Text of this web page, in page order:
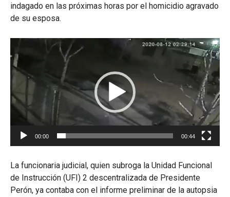
indagado en las próximas horas por el homicidio agravado
de su esposa.
Reproductor
de
vídeo
00:00 00:44
La funcionaria judicial, quien subroga la Unidad Funcional
de Instrucción (UFI) 2 descentralizada de Presidente
Perón, ya contaba con el informe preliminar de la autopsia